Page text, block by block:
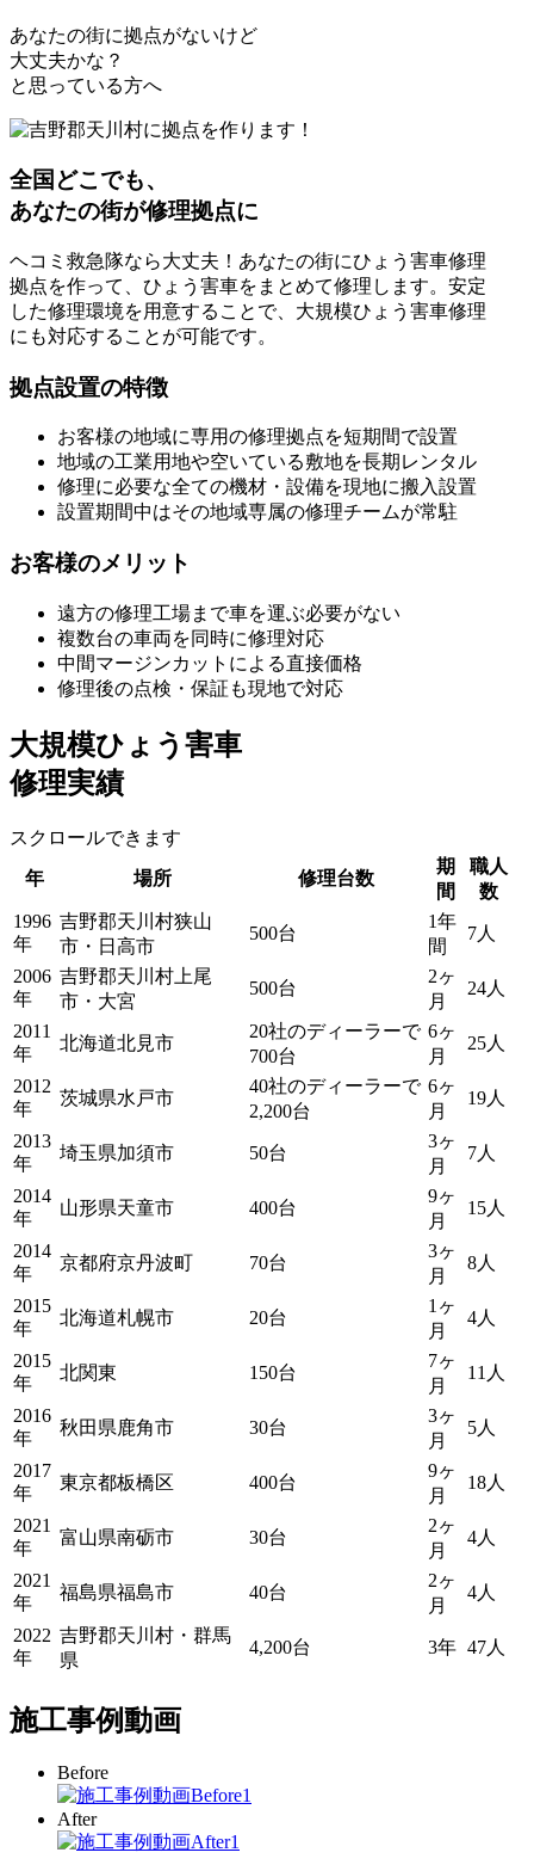
あなたの街に拠点がないけど
大丈夫かな？
と思っている方へ
全国どこでも、
あなたの街が修理拠点に
ヘコミ救急隊なら大丈夫！あなたの街にひょう害車修理
拠点を作って、ひょう害車をまとめて修理します。安定
した修理環境を用意することで、大規模ひょう害車修理
にも対応することが可能です。
拠点設置の特徴
お客様の地域に専用の修理拠点を短期間で設置
地域の工業用地や空いている敷地を長期レンタル
修理に必要な全ての機材・設備を現地に搬入設置
設置期間中はその地域専属の修理チームが常駐
お客様のメリット
遠方の修理工場まで車を運ぶ必要がない
複数台の車両を同時に修理対応
中間マージンカットによる直接価格
修理後の点検・保証も現地で対応
大規模ひょう害車
修理実績
スクロールできます
年
場所 修理台数
期
間
職人
数
1996
年
吉野郡天川村狭山
市・日高市
500台
1年
間
7人
2006
年
吉野郡天川村上尾
市・大宮
500台
2ヶ
月
24人
2011
年
北海道北見市
20社のディーラーで
700台
6ヶ
月
25人
2012
年
茨城県水戸市
40社のディーラーで
2,200台
6ヶ
月
19人
2013
年
埼玉県加須市 50台
3ヶ
月
7人
2014
年
山形県天童市 400台
9ヶ
月
15人
2014
年
京都府京丹波町 70台
3ヶ
月
8人
2015
年
北海道札幌市 20台
1ヶ
月
4人
2015
年
北関東 150台
7ヶ
月
11人
2016
年
秋田県鹿角市 30台
3ヶ
月
5人
2017
年
東京都板橋区 400台
9ヶ
月
18人
2021
年
富山県南砺市 30台
2ヶ
月
4人
2021
年
福島県福島市 40台
2ヶ
月
4人
2022
年
吉野郡天川村・群馬
県
4,200台 3年 47人
施工事例動画
Before
After